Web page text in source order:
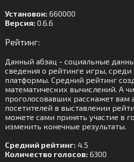
Установок: 660000
Версия: 0.6.6
Рейтинг:
Данный абзац - социальные
сведения о рейтинге игры, среди
платформы. Средний рейтинг
математических вычислений. А
проголосовавших расскажет вам
посетителей в выставлении
можете сами принять участие в
изменить конечные результаты.
Средний рейтинг: 4.5
Количество голосов: 6300